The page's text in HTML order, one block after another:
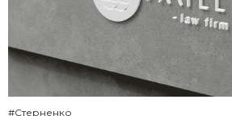
#Стерненко